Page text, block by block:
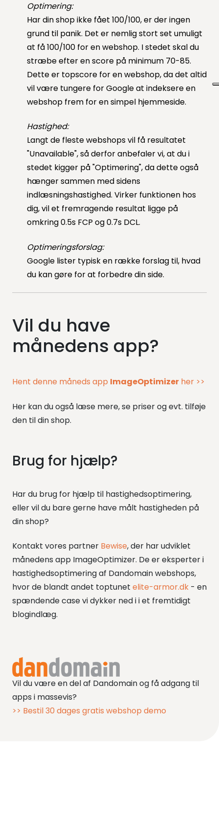
Optimering:
Har din shop ikke fået 100/100, er der ingen
grund til panik. Det er nemlig stort set umuligt
at få 100/100 for en webshop. I stedet skal du
stræbe efter en score på minimum 70-85.
Dette er topscore for en webshop, da det altid
vil være tungere for Google at indeksere en
webshop frem for en simpel hjemmeside.
Hastighed:
Langt de fleste webshops vil få resultatet
"Unavailable", så derfor anbefaler vi, at du i
stedet kigger på "Optimering", da dette også
hænger sammen med sidens
indlæsningshastighed. Virker funktionen hos
dig, vil et fremragende resultat ligge på
omkring 0.5s FCP og 0.7s DCL.
Optimeringsforslag:
Google lister typisk en række forslag til, hvad
du kan gøre for at forbedre din side.
Vil du have
månedens app?
Hent denne måneds app ImageOptimizer her >>
Her kan du også læse mere, se priser og evt. tilføje
den til din shop.
Brug for hjælp?
Har du brug for hjælp til hastighedsoptimering,
eller vil du bare gerne have målt hastigheden på
din shop?
Kontakt vores partner Bewise, der har udviklet
månedens app ImageOptimizer. De er eksperter i
hastighedsoptimering af Dandomain webshops,
hvor de blandt andet toptunet elite-armor.dk - en
spændende case vi dykker ned i i et fremtidigt
blogindlæg.
Vil du være en del af Dandomain og få adgang til
apps i massevis?
>> Bestil 30 dages gratis webshop demo